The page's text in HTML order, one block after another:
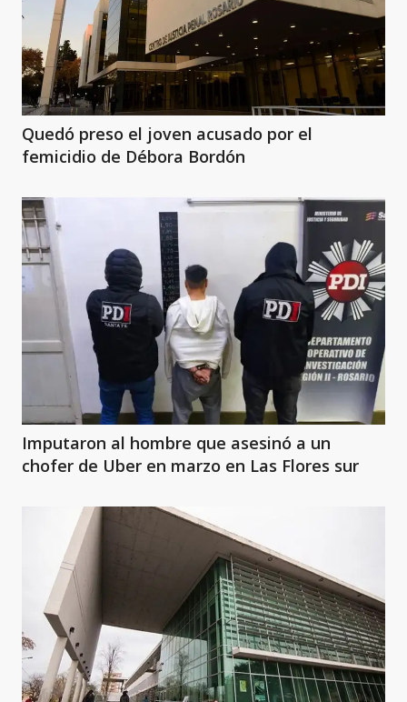
Quedó preso el joven acusado por el
femicidio de Débora Bordón
Imputaron al hombre que asesinó a un
chofer de Uber en marzo en Las Flores sur